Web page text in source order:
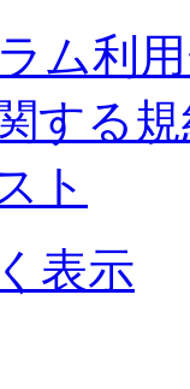
ム利
する
ト
表示